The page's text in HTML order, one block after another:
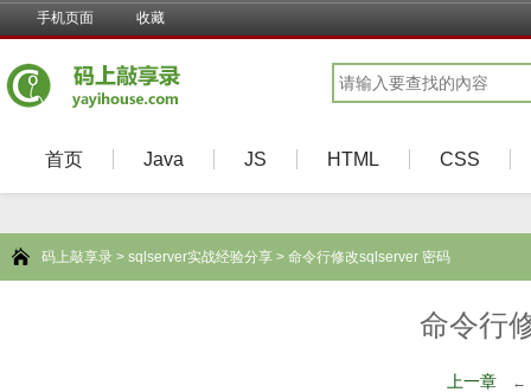
手机页面 收藏
首页 Java JS HTML CSS
码上敲享录 > sqlserver实战经验分享 > 命令行修改sqlserver 密码
命令行
上一章 ←